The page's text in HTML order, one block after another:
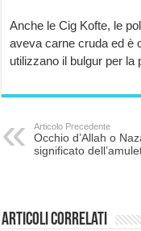
Anche le Cig Kofte, le
aveva carne cruda ed è
utilizzano il bulgur per la
Articolo Precedente
Occhio d’Allah o
significato
Articoli correlati